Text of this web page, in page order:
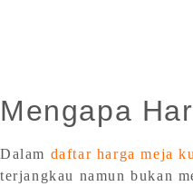
Mengapa
Dalam daftar harga meja
terjangkau namun bukan